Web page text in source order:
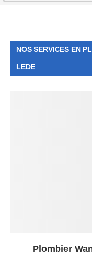
NOS SERVICES EN
LEDE
Plombier